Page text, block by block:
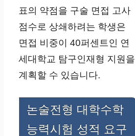
표의 약점을 구술 면접 고사
점수로 상쇄하려는 학생은
면접 비중이 40퍼센트인 연
세대학교 탐구인재형 지원을
계획할 수 있습니다.
논술전형 대학수학
능력시험 성적 요구